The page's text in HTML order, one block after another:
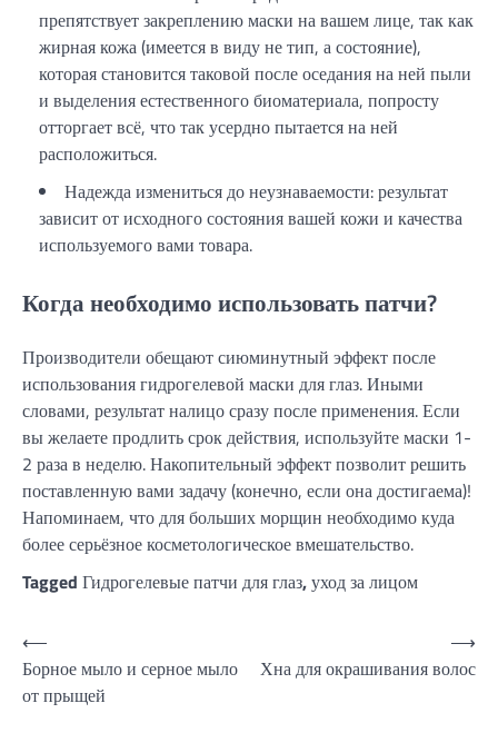
препятствует закреплению маски на вашем лице, так как
жирная кожа (имеется в виду не тип, а состояние),
которая становится таковой после оседания на ней пыли
и выделения естественного биоматериала, попросту
отторгает всё, что так усердно пытается на ней
расположиться.
Надежда измениться до неузнаваемости: результат
зависит от исходного состояния вашей кожи и качества
используемого вами товара.
Когда необходимо использовать патчи?
Производители обещают сиюминутный эффект после
использования гидрогелевой маски для глаз. Иными
словами, результат налицо сразу после применения. Если
вы желаете продлить срок действия, используйте маски 1-
2 раза в неделю. Накопительный эффект позволит решить
поставленную вами задачу (конечно, если она достигаема)!
Напоминаем, что для больших морщин необходимо куда
более серьёзное косметологическое вмешательство.
Tagged Гидрогелевые патчи для глаз,уход за лицом
Навигация
по
записям
⟵
Борное мыло и серное мыло
от прыщей
Хна для окрашивания волос
⟶